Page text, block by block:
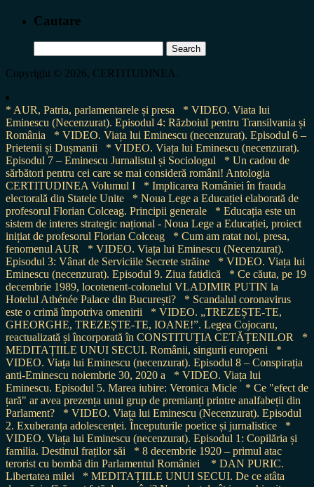
Cautare
for:
Copyright © 2026, CERTITUDINEA.
* AUR, Patria, parlamentarele și presa
* VIDEO. Viata lui
Eminescu (Necenzurat). Episodul 4: Războiul pentru Transilvania și
România
* VIDEO. Viața lui Eminescu (necenzurat). Episodul 6 –
Prietenii și Dușmanii
* VIDEO. Viața lui Eminescu (necenzurat).
Episodul 7 – Eminescu Jurnalistul și Sociologul
* Un cadou de
sărbători pentru cei care se mai consideră români! Antologia
CERTITUDINEA Volumul I
* Implicarea României în frauda
electorală din Statele Unite
* Noua Lege a Educației elaborată de
profesorul Florian Colceag. Principii generale
* Educația este un
sistem de interes strategic național - Noua Lege a Educației, proiect
inițiat de profesorul Florian Colceag
* Cum am ratat noi, presa,
fenomenul AUR
* VIDEO. Viața lui Eminescu (Necenzurat).
Episodul 3: Vânat de Serviciile Secrete străine
* VIDEO. Viața lui
Eminescu (necenzurat). Episodul 9. Ziua fatidică
* Ce căuta, pe 19
decembrie 1989, locotenent-colonelul VLADIMIR PUTIN la
Hotelul Athénée Palace din București?
* Scandalul coronavirus
este o crimă împotriva omenirii
* VIDEO. „TREZEȘTE-TE,
GHEORGHE, TREZEȘTE-TE, IOANE!”. Legea Cojocaru,
reactualizată și încorporată în CONSTITUȚIA CETĂȚENILOR
*
MEDITAȚIILE UNUI SECUI. Românii, singurii europeni
*
VIDEO. Viața lui Eminescu (necenzurat). Episodul 8 – Conspirația
anti-Eminescu noiembrie 30, 2020 a
* VIDEO. Viața lui
Eminescu. Episodul 5. Marea iubire: Veronica Micle
* Ce "efect de
țară" ar avea prezența unui grup de premianți printre analfabeții din
Parlament?
* VIDEO. Viața lui Eminescu (Necenzurat). Episodul
2. Exuberanța adolescenței. Începuturile poetice și jurnalistice
*
VIDEO. Viața lui Eminescu (necenzurat). Episodul 1: Copilăria și
familia. Destinul fraților săi
* 8 decembrie 1920 – primul atac
terorist cu bombă din Parlamentul României
* DAN PURIC.
Libertatea milei
* MEDITAȚIILE UNUI SECUI. De ce atâta